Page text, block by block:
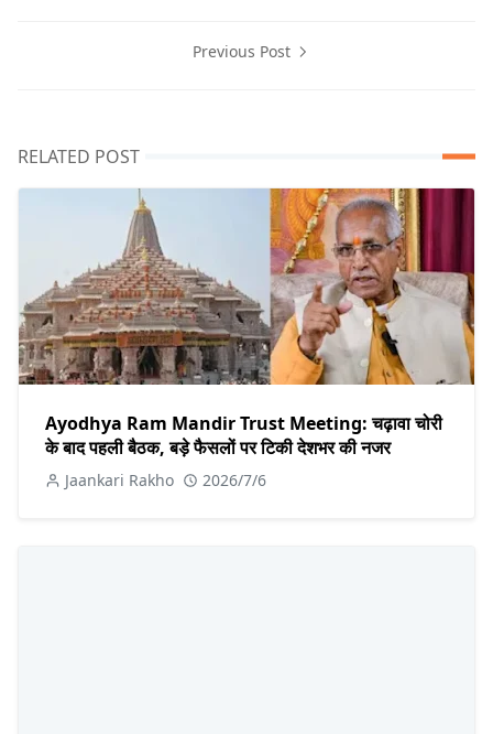
Previous Post
RELATED POST
Ayodhya Ram Mandir Trust Meeting: चढ़ावा चोरी
के बाद पहली बैठक, बड़े फैसलों पर टिकी देशभर की नजर
Jaankari Rakho 2026/7/6